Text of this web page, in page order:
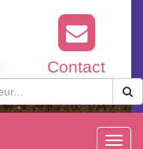
Contact